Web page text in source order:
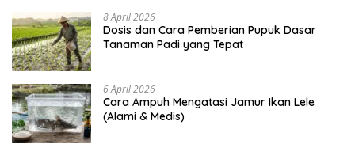
8 April 2026
Dosis dan Cara Pemberian Pupuk Dasar
Tanaman Padi yang Tepat
6 April 2026
Cara Ampuh Mengatasi Jamur Ikan Lele
(Alami & Medis)